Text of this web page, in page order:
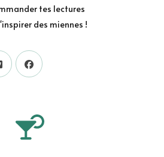
tes lectures
des miennes !